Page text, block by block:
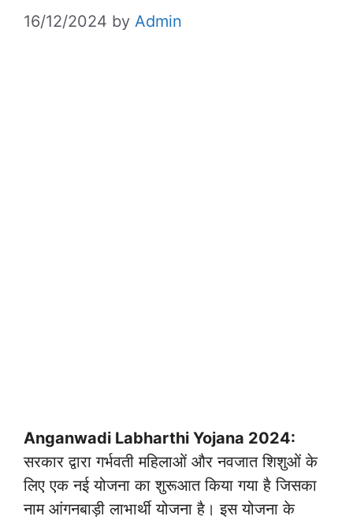
16/12/2024 by Admin
Anganwadi Labharthi Yojana 2024:
सरकार द्वारा गर्भवती महिलाओं और नवजात शिशुओं के
लिए एक नई योजना का शुरूआत किया गया है जिसका
नाम आंगनबाड़ी लाभार्थी योजना है। इस योजना के